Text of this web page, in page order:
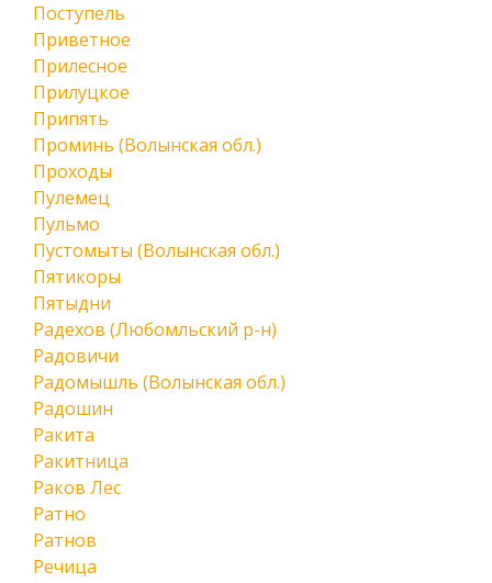
Поступель
Приветное
Прилесное
Прилуцкое
Припять
Проминь (Волынская обл.)
Проходы
Пулемец
Пульмо
Пустомыты (Волынская обл.)
Пятикоры
Пятыдни
Радехов (Любомльский р-н)
Радовичи
Радомышль (Волынская обл.)
Радошин
Ракита
Ракитница
Раков Лес
Ратно
Ратнов
Речица